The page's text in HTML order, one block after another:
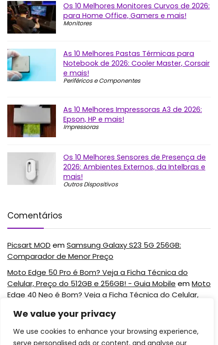
We value your privacy
We use cookies to enhance your browsing experience,
serve personalised ads or content, and analyse our
Os 10 Melhores Monitores Curvos de 2026:
para Home Office, Gamers e mais!
Monitores
As 10 Melhores Pastas Térmicas para
Notebook de 2026: Cooler Master, Corsair
e mais!
Periféricos e Componentes
As 10 Melhores Impressoras A3 de 2026:
Epson, HP e mais!
Impressoras
Os 10 Melhores Sensores de Presença de
2026: Ambientes Externos, da Intelbras e
mais!
Outros Dispositivos
Comentários
Picsart MOD emSamsung Galaxy S23 5G 256GB:
Comparador de Menor Preço
Moto Edge 50 Pro é Bom? Veja a Ficha Técnica do
Celular, Preço do 512GB e 256GB! - Guia Mobile emMoto
Edge 40 Neo é Bom? Veja a Ficha Técnica do Celular,
Moto Edge 50 Pro é Bom? Veja a Ficha Técnica do
Celular, Preço do 512GB e 256GB! - Guia MobileemMoto